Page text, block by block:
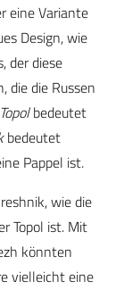
eine Variante
Design, wie
der diese
die die Russen
Topolbedeutet
bedeutet
Pappel ist.
wie die
Topol ist. Mit
könnten
vielleicht eine